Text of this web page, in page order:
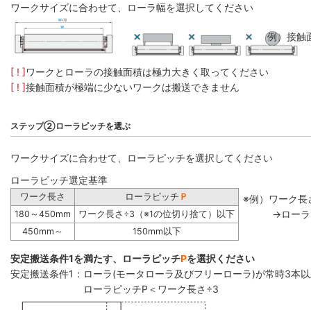
ワークサイズに合わせて、ローラ幅を選択してください
例）接触
[ ! ]ワークとローラの接触面積は極力大きく取ってください
[ ! ]接触面積が極端に少ないワークは搬送できません
ステップ②ローラピッチを選ぶ
ワークサイズに合わせて、ローラピッチを選択してください
ローラピッチ選定基準
ワーク長さ ローラピッチ Ｐ
180～450mm
ワーク長さ÷3（※1の位切り捨て）以下
450mm～
150mm以下
※例）ワーク
→ローラ
安定搬送条件1を満たす、ローラピッチPを選択ください
安定搬送条件1：ローラ(モータローラ及びフリーローラ)が常時3本
ローラピッチP＜ワーク長さ÷3